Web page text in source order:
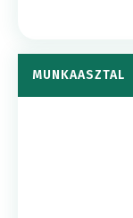
MUNKAASZTAL